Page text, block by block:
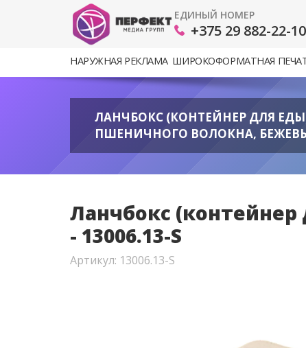
ЕДИНЫЙ НОМЕР
+375 29 882-22-10
НАРУЖНАЯ РЕКЛАМА ШИРОКОФОРМАТНАЯ
ЛАНЧБОКС (КОНТЕЙНЕР ДЛЯ ЕДЫ)
ПШЕНИЧНОГО ВОЛОКНА,
Ланчбокс
- 13006.13-S
Артикул: 13006.13-S